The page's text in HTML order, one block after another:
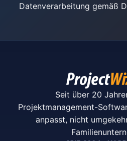
Datenverarbeitung gemäß
Seit über 20
Projektmanagement-
anpasst, nicht